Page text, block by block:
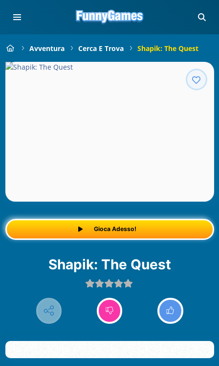
Avventura Cerca E Trova Shapik: The Quest
Gioca Adesso!
Shapik: The Quest